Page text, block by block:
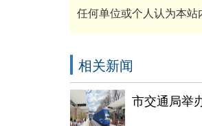
任何单位或个人认为本站
相关新闻
市交通局举